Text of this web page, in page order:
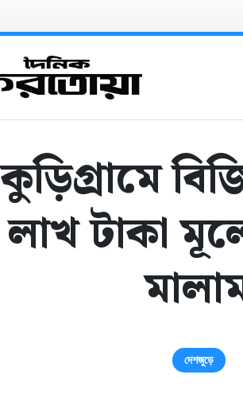
কুড়িগ্রামে
লাখ টাকা
দেশজুড়ে